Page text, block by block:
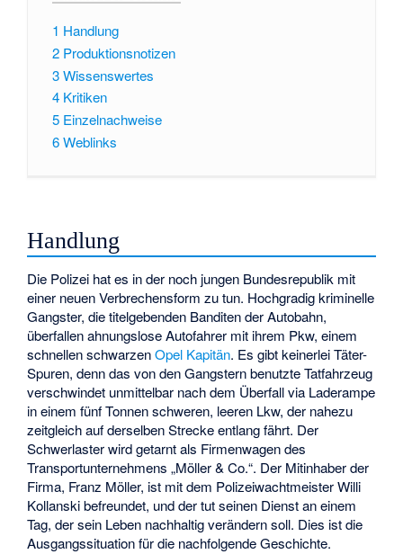
1 Handlung
2 Produktionsnotizen
3Wissenswertes
4 Kritiken
5 Einzelnachweise
6Weblinks
Handlung
Die Polizei hat es in der noch jungen Bundesrepublik mit
einer neuen Verbrechensform zu tun. Hochgradig kriminelle
Gangster, die titelgebenden Banditen der Autobahn,
überfallen ahnungslose Autofahrer mit ihrem Pkw, einem
schnellen schwarzenOpel Kapitän. Es gibt keinerlei Täter-
Spuren, denn das von den Gangstern benutzte Tatfahrzeug
verschwindet unmittelbar nach dem Überfall via Laderampe
in einem fünf Tonnen schweren, leeren Lkw, der nahezu
zeitgleich auf derselben Strecke entlang fährt. Der
Schwerlaster wird getarnt als Firmenwagen des
Transportunternehmens „Möller & Co.“. Der Mitinhaber der
Firma, Franz Möller, ist mit dem Polizeiwachtmeister Willi
Kollanski befreundet, und der tut seinen Dienst an einem
Tag, der sein Leben nachhaltig verändern soll. Dies ist die
Ausgangssituation für die nachfolgende Geschichte.